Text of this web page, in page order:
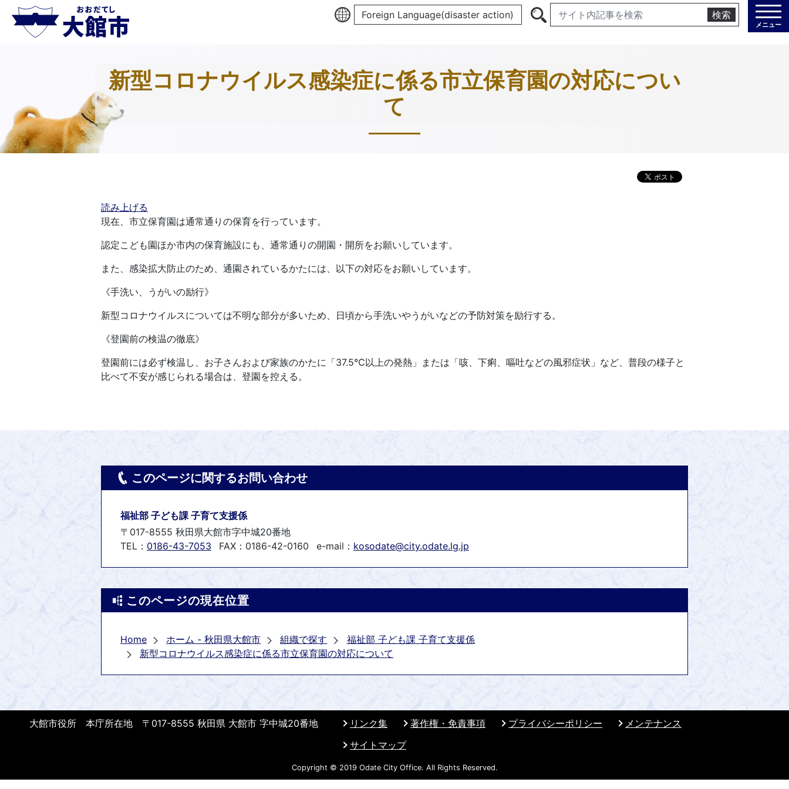
Foreign Language(disaster action) 検索
メニュー
新型コロナウイルス感染症に係る市立保育園の対応につい
て
読み上げる
現在、市立保育園は通常通りの保育を行っています。
認定こども園ほか市内の保育施設にも、通常通りの開園・開所をお願いしています。
また、感染拡大防止のため、通園されているかたには、以下の対応をお願いしています。
《手洗い、うがいの励行》
新型コロナウイルスについては不明な部分が多いため、日頃から手洗いやうがいなどの予防対策を励行する。
《登園前の検温の徹底》
登園前には必ず検温し、お子さんおよび家族のかたに「37.5℃以上の発熱」または「咳、下痢、嘔吐などの風邪症状」など、普段の様子と
比べて不安が感じられる場合は、登園を控える。
このページに関するお問い合わせ
福祉部 子ども課 子育て支援係
〒017-8555 秋田県大館市字中城20番地
TEL： 0186-43-7053 FAX：0186-42-0160 e-mail： kosodate@city.odate.lg.jp
このページの現在位置
Home ホーム - 秋田県大館市 組織で探す
福祉部 子ども課 子育て支援係
新型コロナウイルス感染症に係る市立保育園の対応について
リンク集 著作権・免責事項 プライバシーポリシー
メンテナンス
サイトマップ
大館市役所 本庁所在地 〒017-8555 秋田県 大館市 字中城20番地
Copyright © 2019 Odate City Office. All Rights Reserved.